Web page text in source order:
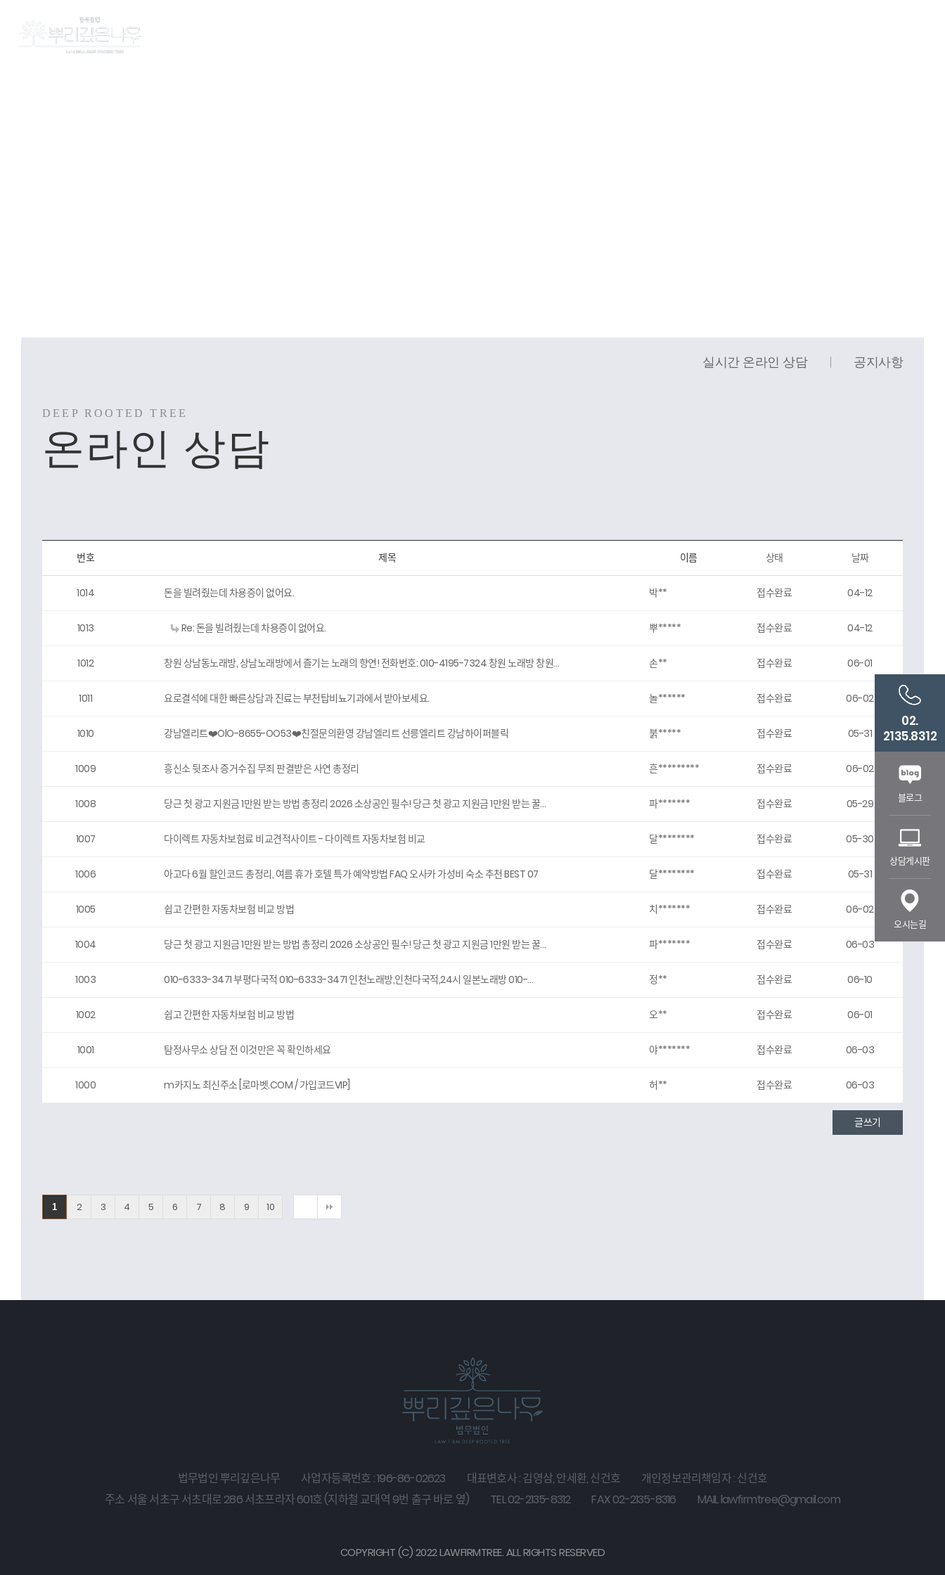
02.
2135.8312
블로그
상담게시판
오시는길
실시간 온라인 상담 공지사항
온라인 상담
번호 제목 이름 상태 날짜
1014 돈을 빌려줬는데 차용증이 없어요. 박** 접수완료 04-12
1013 Re: 돈을 빌려줬는데 차용증이 없어요. 뿌***** 접수완료 04-12
1012 창원 상남동노래방, 상남노래방에서 즐기는 노래의 향연! 전화번호: 010-4195-7324 창원 노래방 창원… 손** 접수완료 06-01
1011 요로결석에 대한 빠른상담과 진료는 부천탑비뇨기과에서 받아보세요. 놀****** 접수완료 06-02
1010 강남엘리트❤️OlO-8655-OO53❤️친절문의환영 강남엘리트 선릉엘리트 강남하이퍼블릭 붉***** 접수완료 05-31
1009 흥신소 뒷조사 증거수집 무죄 판결받은 사연 총정리 흔********* 접수완료 06-02
1008 당근 첫 광고 지원금 1만원 받는 방법 총정리 2026 소상공인 필수! 당근 첫 광고 지원금 1만원 받는 꿀… 파******* 접수완료 05-29
1007 다이렉트 자동차보험료 비교견적사이트 - 다이렉트 자동차보험 비교 달******** 접수완료 05-30
1006 아고다 6월 할인코드 총정리, 여름 휴가 호텔 특가 예약방법 FAQ 오사카 가성비 숙소 추천 BEST 07 달******** 접수완료 05-31
1005 쉽고 간편한 자동차보험 비교 방법 치******* 접수완료 06-02
1004 당근 첫 광고 지원금 1만원 받는 방법 총정리 2026 소상공인 필수! 당근 첫 광고 지원금 1만원 받는 꿀… 파******* 접수완료 06-03
1003 010-6333-3471 부평다국적 010-6333-3471 인천노래방,인천다국적,24시 일본노래방 010-… 정** 접수완료 06-10
1002 쉽고 간편한 자동차보험 비교 방법 오** 접수완료 06-01
1001 탐정사무소 상담 전 이것만은 꼭 확인하세요 야******* 접수완료 06-03
1000 m카지노 최신주소 [로마벳.COM / 가입코드VIP] 허** 접수완료 06-03
글쓰기
1 2 3 4 5 6 7 8 9 10
법무법인 뿌리깊은나무 사업자등록번호 : 196-86-02623 대표변호사 : 김영삼, 안세환, 신건호
개인정보관리책임자 : 신건호
주소 서울 서초구 서초대로 286 서초프라자 601호 (지하철 교대역 9번 출구 바로 옆)
TEL 02-2135-8312 FAX 02-2135-8316 MAIL lawfirmtree@gmail.com
COPYRIGHT (C) 2022 LAWFIRMTREE. ALL RIGHTS RESERVED